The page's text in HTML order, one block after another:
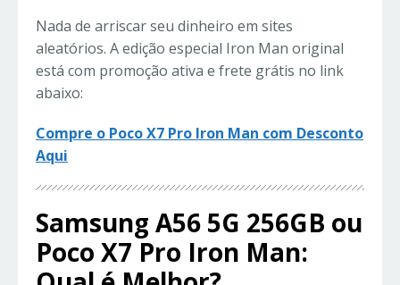
Nada de arriscar seu dinheiro em sites
aleatórios. A edição especial Iron Man original
está com promoção ativa e frete grátis no link
abaixo:
Compre o Poco X7 Pro Iron Man com Desconto
Aqui
Samsung A56 5G 256GB ou
Poco X7 Pro Iron Man: